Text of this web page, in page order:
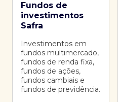
Fundos de
investimentos
Safra
Investimentos em
fundos multimercado,
fundos de renda fixa,
fundos de ações,
fundos cambiais e
fundos de previdência.